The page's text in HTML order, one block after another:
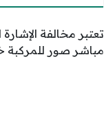
تعتبر مخالفة
مباشر صور للمركبة